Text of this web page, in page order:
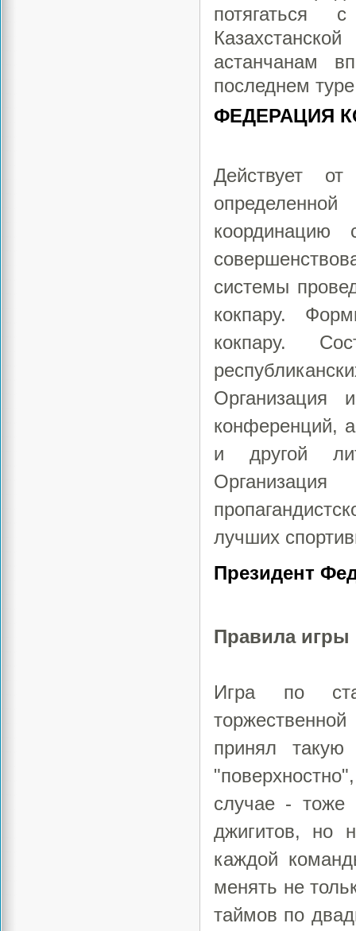
потягаться
астанчанам
последнем
ФЕДЕРАЦИЯ
Действует
координацию
системы
кокпару.
кокпару.
Организация
конференций,
и другой
Организация
лучших
Президент
Правила игры
Игра по
принял такую
случае - тоже
джигитов, но
каждой
менять не
таймов по